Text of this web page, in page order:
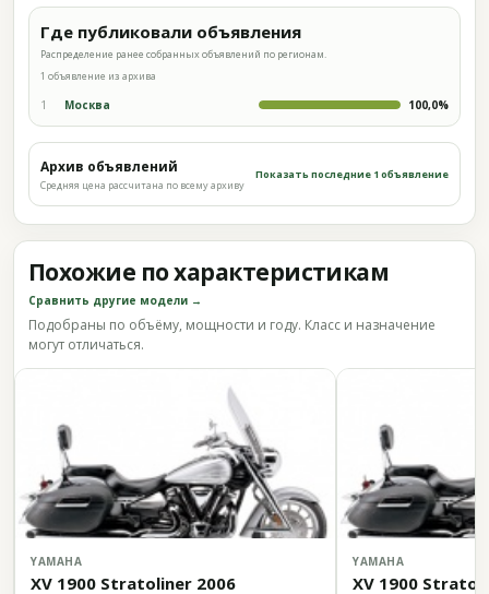
Где публиковали объявления
Распределение ранее собранных объявлений по регионам.
1 объявление из архива
1 Москва 100,0%
Архив объявлений
Средняя цена рассчитана по всему архиву
Показать последние 1 объявление
Похожие по характеристикам
Сравнить другие модели →
Подобраны по объёму, мощности и году. Класс и назначение
могут отличаться.
YAMAHA
XV 1900 Stratoliner 2006
YAMAHA
XV 1900